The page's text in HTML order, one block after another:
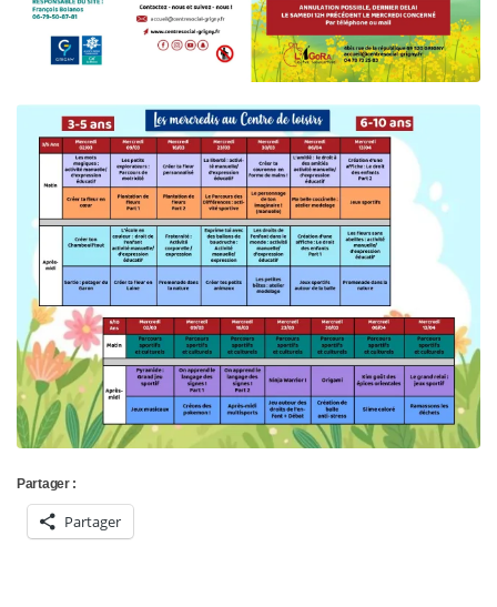
Partager :
Partager